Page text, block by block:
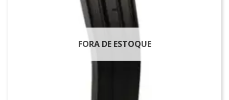
FORA DE ESTOQUE